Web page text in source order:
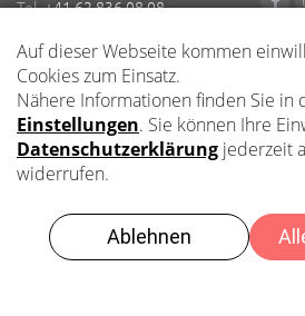
Tel.+41 62 836 08 08
E-Mailinfo@vinzenzmeier.ch
Logistik
Zentrallager Kleindöttingen